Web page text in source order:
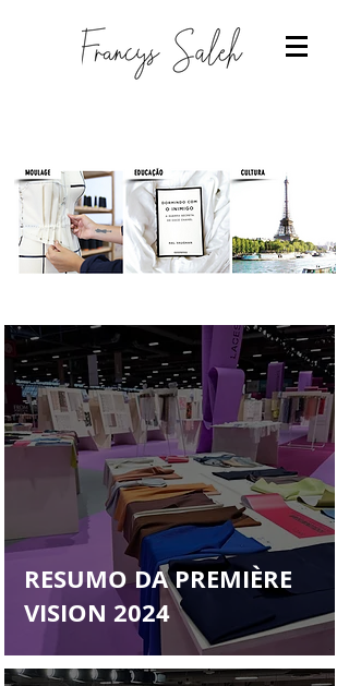
Designer de moda
-Estudantes de
-Trabalhar com
-Estudar Moda
Francys Saleh
RESUMO DA PREMIÈRE
VISION 2024